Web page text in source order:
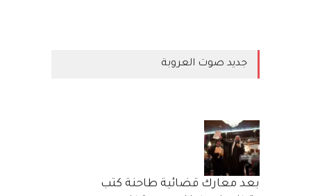
جديد صوت العروبة
بعد معارك قضائية طاحنة كتب